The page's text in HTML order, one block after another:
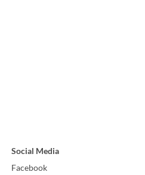
Social Media
Facebook